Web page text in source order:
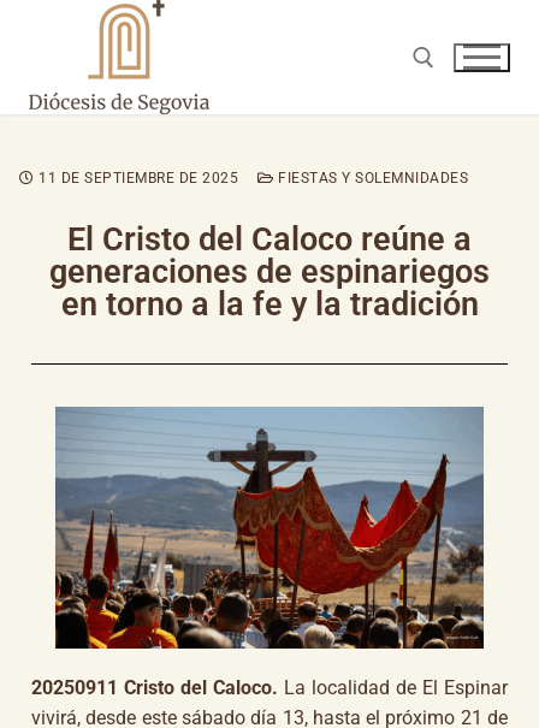
11 DE SEPTIEMBRE DE 2025 FIESTAS Y SOLEMNIDADES
El Cristo del Caloco reúne a
generaciones de espinariegos
en torno a la fe y la tradición
20250911 Cristo del Caloco. La localidad de El Espinar
vivirá, desde este sábado día 13, hasta el próximo 21 de